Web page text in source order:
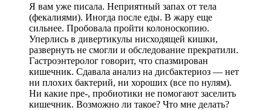
Я вам уже писала. Неприятный запах от тела
(фекалиями). Иногда после еды. В жару еще
сильнее. Пробовала пройти колоноскопию.
Уперлись в дивертикулы нисходящей кишки,
развернуть не смогли и обследование прекратили.
Гастроэнтеролог говорит, что спазмирован
кишечник. Сдавала анализ на дисбактериоз — нет
ни плохих бактерий, ни хороших (все по нулям).
Ни какие пре-, пробиотики не помогают заселить
кишечник. Возможно ли такое? Что мне делать?